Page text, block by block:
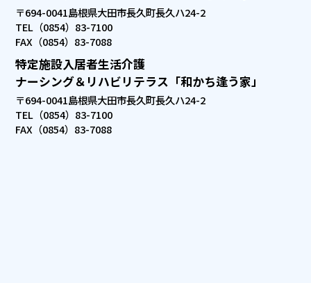
〒694-0041島根県大田市長久町長久ハ24-2
TEL（0854）83-7100
FAX（0854）83-7088
特定施設入居者生活介護
ナーシング＆リハビリテラス「和かち逢う家」
〒694-0041島根県大田市長久町長久ハ24-2
TEL（0854）83-7100
FAX（0854）83-7088